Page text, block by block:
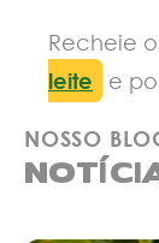
Recheie
leite
e
NOSSO